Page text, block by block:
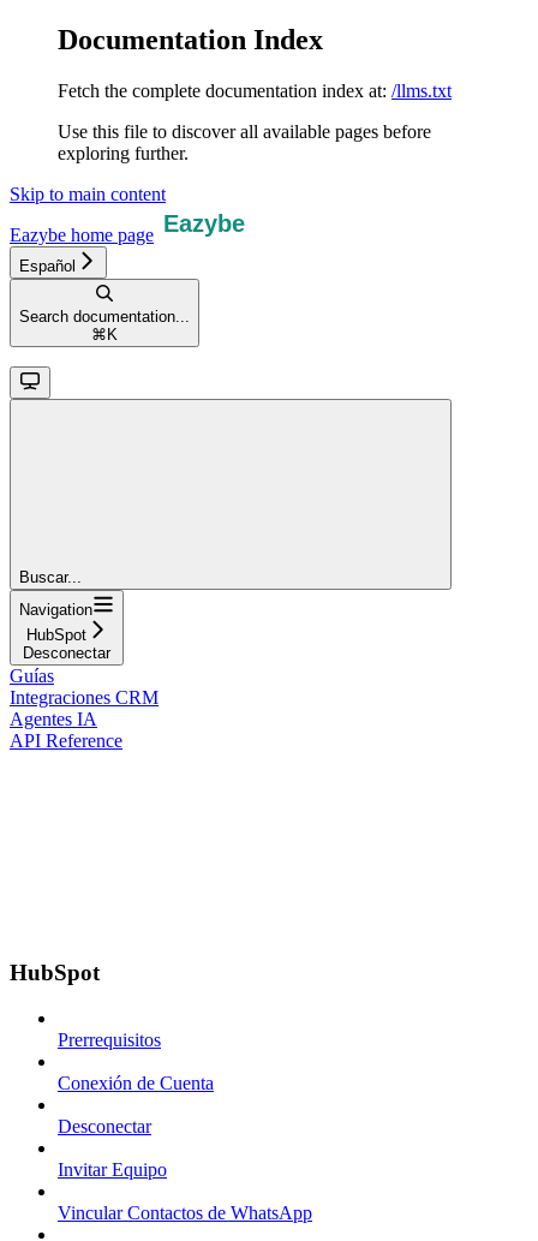
Documentation Index
Fetch the complete documentation index at: /llms.txt
Use this file to discover all available pages before
exploring further.
Skip to main content
Eazybe home page
Español
Search documentation...
⌘ K
Buscar...
Navigation
HubSpot
Desconectar
Guías
Integraciones CRM
Agentes IA
API Reference
HubSpot
Prerrequisitos
Conexión de Cuenta
Desconectar
Invitar Equipo
Vincular Contactos de WhatsApp